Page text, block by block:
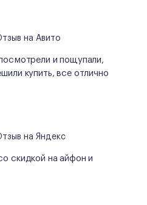
на Авито
и пощупали,
купить, все отлично
на Яндекс
скидкой на айфон и